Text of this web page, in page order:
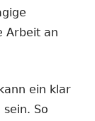
Arbeit an
ein klar
So